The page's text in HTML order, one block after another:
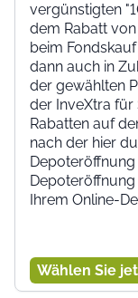
vergünstigten
dem Rabatt
beim
dann auch in
der gewählten
der InveXtra für
Rabatten auf
nach der hier
Ihrem Online-
Wählen Sie